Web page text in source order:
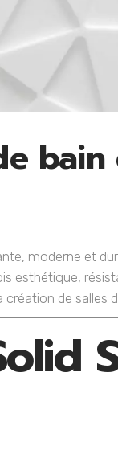
moderne et
esthétique,
de